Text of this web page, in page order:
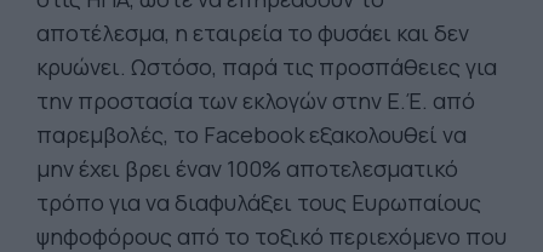
αποτέλεσμα, η εταιρεία το φυσάει και δεν
κρυώνει. Ωστόσο, παρά τις προσπάθειες για
την προστασία των εκλογών στην Ε.Έ. από
παρεμβολές, το Facebook εξακολουθεί να
μην έχει βρει έναν 100% αποτελεσματικό
τρόπο για να διαφυλάξει τους Ευρωπαίους
ψηφοφόρους από το τοξικό περιεχόμενο που